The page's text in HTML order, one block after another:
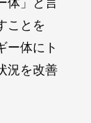
ことを
ー体にト
況を改善